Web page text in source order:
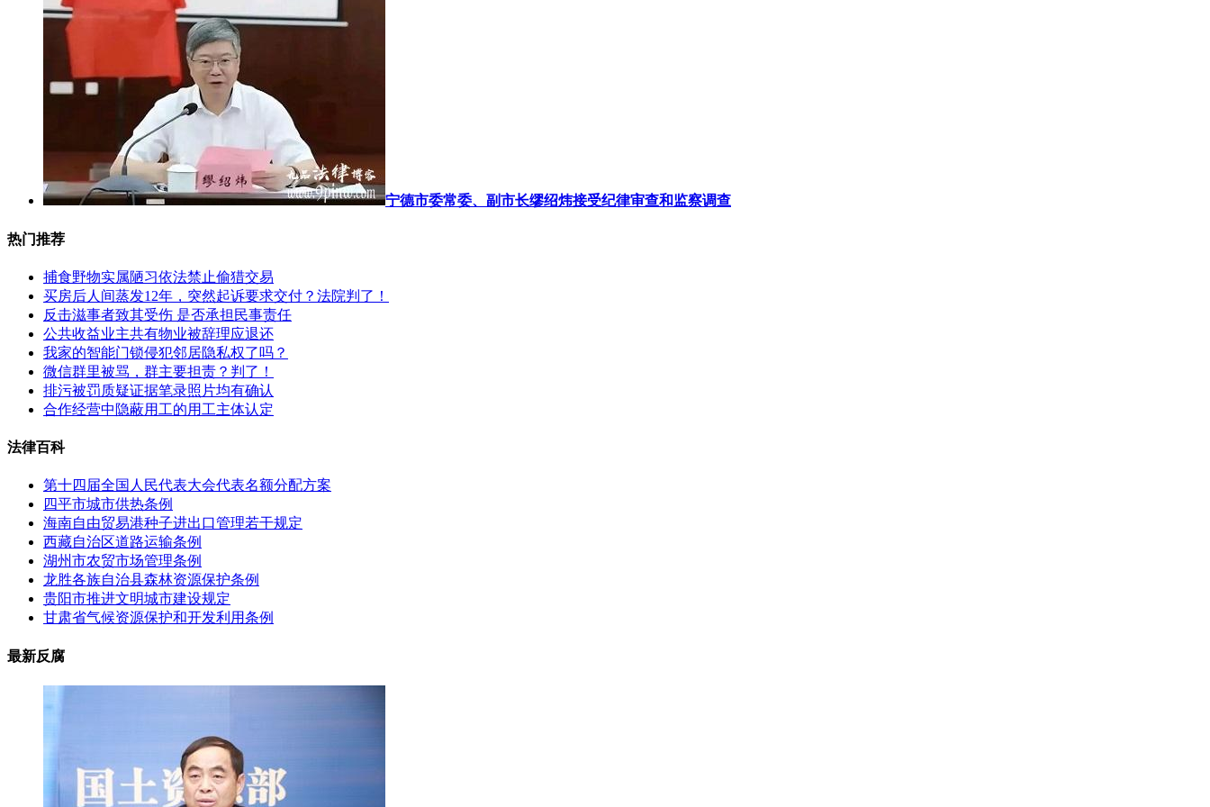
宁德市委常委、副市长缪绍炜接受纪律审查和监察调查
热门推荐
捕食野物实属陋习依法禁止偷猎交易
买房后人间蒸发12年，突然起诉要求交付？法院判了！
反击滋事者致其受伤 是否承担民事责任
公共收益业主共有物业被辞理应退还
我家的智能门锁侵犯邻居隐私权了吗？
微信群里被骂，群主要担责？判了！
排污被罚质疑证据笔录照片均有确认
合作经营中隐蔽用工的用工主体认定
法律百科
第十四届全国人民代表大会代表名额分配方案
四平市城市供热条例
海南自由贸易港种子进出口管理若干规定
西藏自治区道路运输条例
湖州市农贸市场管理条例
龙胜各族自治县森林资源保护条例
贵阳市推进文明城市建设规定
甘肃省气候资源保护和开发利用条例
最新反腐